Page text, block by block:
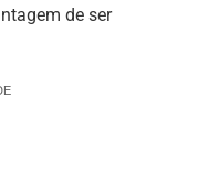
de ser